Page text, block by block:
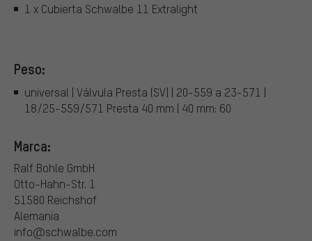
1 x Cubierta Schwalbe 11 Extralight
Peso:
universal | Válvula Presta (SV) | 20-559 a 23-571 |
18/25-559/571 Presta 40 mm | 40 mm: 60
Marca:
Ralf Bohle GmbH
Otto-Hahn-Str. 1
51580 Reichshof
Alemania
info@schwalbe.com